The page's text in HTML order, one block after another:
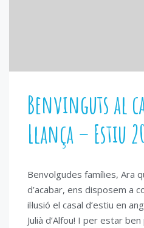
Benvinguts al
Llança – Estiu
Benvolgudes famílies, Ara
d’acabar, ens disposem a
il·lusió el casal d’estiu en
Julià d’Alfou! I per estar